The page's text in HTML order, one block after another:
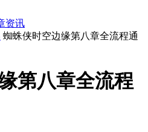
资讯
蜘蛛侠时空边缘第八章全流程通
第八章全流程